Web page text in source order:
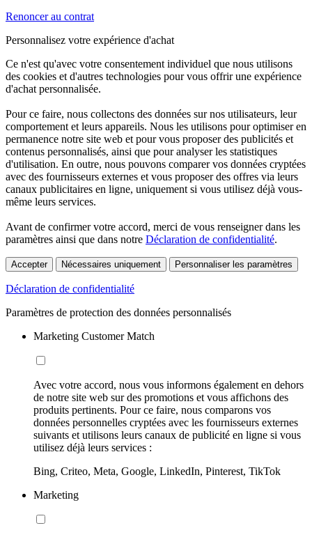
Renoncer au contrat
Personnalisez votre expérience d'achat
Ce n'est qu'avec votre consentement individuel que nous utilisons
des cookies et d'autres technologies pour vous offrir une expérience
d'achat personnalisée.
Pour ce faire, nous collectons des données sur nos utilisateurs, leur
comportement et leurs appareils. Nous les utilisons pour optimiser en
permanence notre site web et pour vous proposer des publicités et
contenus personnalisés, ainsi que pour analyser les statistiques
d'utilisation. En outre, nous pouvons comparer vos données cryptées
avec des fournisseurs externes et vous proposer des offres via leurs
canaux publicitaires en ligne, uniquement si vous utilisez déjà vous-
même leurs services.
Avant de confirmer votre accord, merci de vous renseigner dans les
paramètres ainsi que dans notre Déclaration de confidentialité.
Accepter Nécessaires uniquement Personnaliser les paramètres
Déclaration de confidentialité
Paramètres de protection des données personnalisés
Marketing Customer Match
Avec votre accord, nous vous informons également en dehors
de notre site web sur des promotions et vous affichons des
produits pertinents. Pour ce faire, nous comparons vos
données personnelles cryptées avec les fournisseurs externes
suivants et utilisons leurs canaux de publicité en ligne si vous
utilisez déjà leurs services :
Bing, Criteo, Meta, Google, LinkedIn, Pinterest, TikTok
Marketing